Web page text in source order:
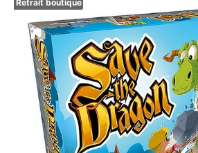
Retrait boutique